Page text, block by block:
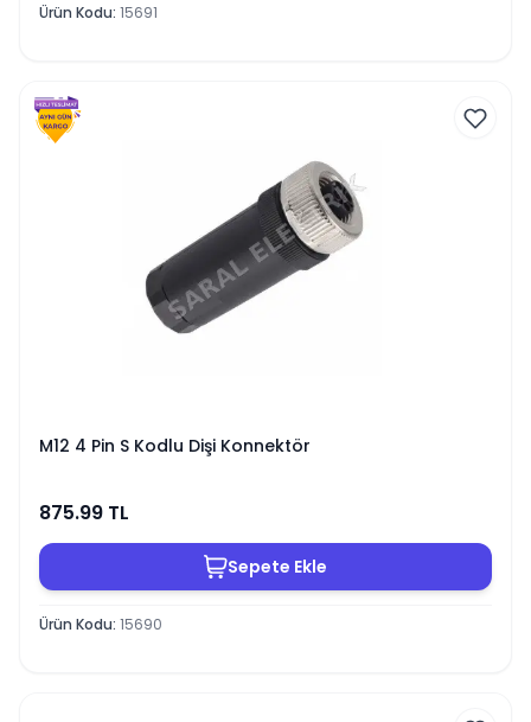
Ürün Kodu: 15691
M12 4 Pin S Kodlu Dişi Konnektör
875.99 TL
Sepete Ekle
Ürün Kodu: 15690